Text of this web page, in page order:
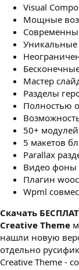
Visual
Мощные
Уникальные
Мастер
Разделы
Полностью
50+ модулей
5 макетов
Parallax
Видео фоны
Плагин
Wpml
Cкачать
Creative Theme
нашли новую
отдельно
Creative Theme -